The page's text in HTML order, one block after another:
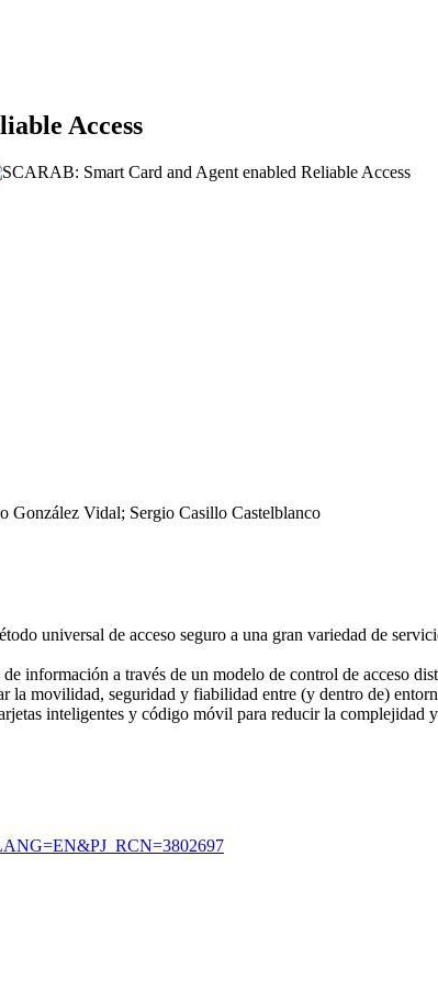
Access
González Vidal; Sergio Casillo Castelblanco
universal de acceso seguro a una gran variedad de
información a través de un modelo de control de acceso
la movilidad, seguridad y fiabilidad entre (y dentro de)
inteligentes y código móvil para reducir la complejidad